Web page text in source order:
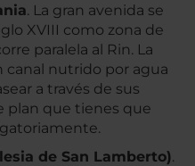
. La gran avenida se
XVIII como zona de
paralela al Rin. La
canal nutrido por agua
a través de sus
plan que tienes que
de San Lamberto).